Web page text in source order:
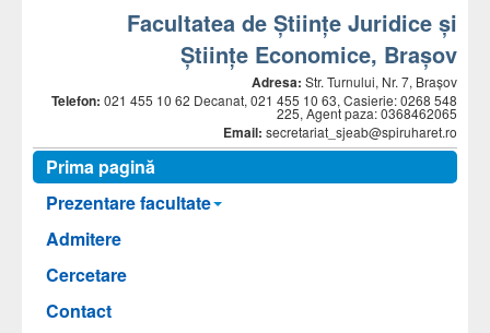
Facultatea de Științe Juridice și
Științe Economice, Braşov
Adresa: Str. Turnului, Nr. 7, Brașov
Telefon: 021 455 10 62 Decanat, 021 455 10 63, Casierie: 0268 548
225, Agent paza: 0368462065
Email: secretariat_sjeab@spiruharet.ro
Prima pagină
Prezentare facultate
Admitere
Cercetare
Contact